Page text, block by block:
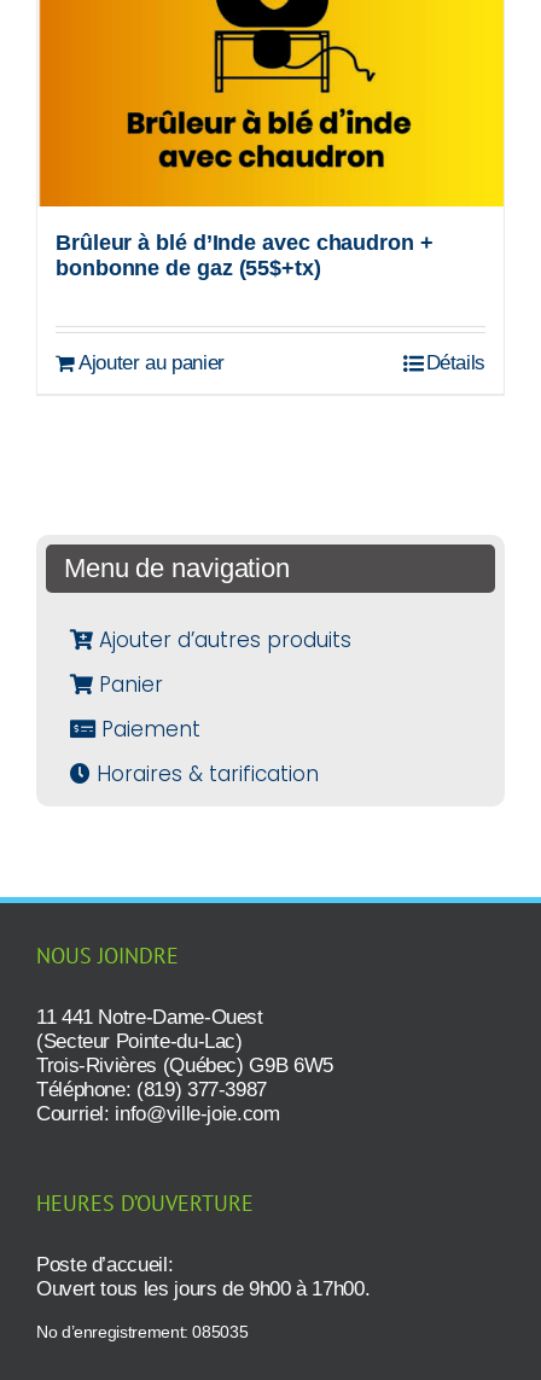
Brûleur à blé d’Inde avec chaudron +
bonbonne de gaz (55$+tx)
Ajouter au panier Détails
Menu de navigation
Ajouter d’autres produits
Panier
Paiement
Horaires & tarification
NOUS JOINDRE
11 441 Notre-Dame-Ouest
(Secteur Pointe-du-Lac)
Trois-Rivières (Québec) G9B 6W5
Téléphone: (819) 377-3987
Courriel: info@ville-joie.com
HEURES D’OUVERTURE
Poste d’accueil:
Ouvert tous les jours de 9h00 à 17h00.
No d’enregistrement: 085035